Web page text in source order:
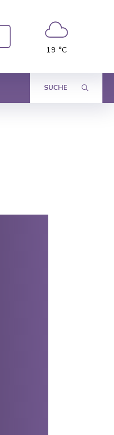
19 °C
SUCHE